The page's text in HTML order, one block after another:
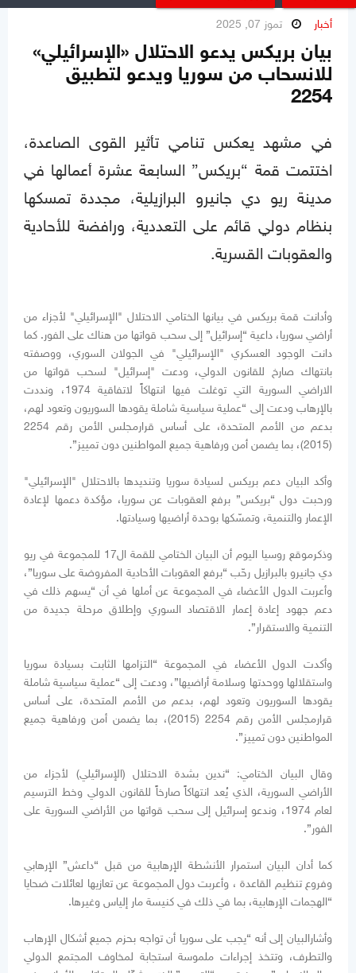
أخبار تموز 07, 2025
بيان بريكس يدعو الاحتلال «الإسرائيلي»
للانسحاب من سوريا ويدعو لتطبيق
2254
في مشهد يعكس تنامي تأثير القوى الصاعدة،
اختتمت قمة “بريكس” السابعة عشرة أعمالها في
مدينة ريو دي جانيرو البرازيلية، مجددة تمسكها
بنظام دولي قائم على التعددية، ورافضة للأحادية
والعقوبات القسرية.
وأدانت قمة بريكس في بيانها الختامي الاحتلال "الإسرائيلي" لأجزاء من
أراضي سوريا، داعية “إسرائيل” إلى سحب قواتها من هناك على الفور. كما
دانت الوجود العسكري "الإسرائيلي" في الجولان السوري، ووصفته
بانتهاك صارخ للقانون الدولي، ودعت "إسرائيل" لسحب قواتها من
الاراضي السورية التي توغلت فيها انتهاكاً لاتفاقية 1974، ونددت
بالإرهاب ودعت إلى “عملية سياسية شاملة يقودها السوريون وتعود لهم،
بدعم من الأمم المتحدة، على أساس قرارمجلس الأمن رقم 2254
(2015)، بما يضمن أمن ورفاهية جميع المواطنين دون تمييز”.
وأكد البيان دعم بريكس لسيادة سوريا وتنديدها بالاحتلال "الإسرائيلي"
ورحبت دول “بريكس” برفع العقوبات عن سوريا، مؤكدة دعمها لإعادة
الإعمار والتنمية، وتمسّكها بوحدة أراضيها وسيادتها.
وذكرموقع روسيا اليوم أن البيان الختامي للقمة ال17 للمجموعة في ريو
دي جانيرو بالبرازيل رحّب “برفع العقوبات الأحادية المفروضة على سوريا”،
وأعربت الدول الأعضاء في المجموعة عن أملها في أن “يسهم ذلك في
دعم جهود إعادة إعمار الاقتصاد السوري وإطلاق مرحلة جديدة من
التنمية والاستقرار”.
وأكدت الدول الأعضاء في المجموعة “التزامها الثابت بسيادة سوريا
واستقلالها ووحدتها وسلامة أراضيها”، ودعت إلى “عملية سياسية شاملة
يقودها السوريون وتعود لهم، بدعم من الأمم المتحدة، على أساس
قرارمجلس الأمن رقم 2254 (2015)، بما يضمن أمن ورفاهية جميع
المواطنين دون تمييز”.
وقال البيان الختامي: “ندين بشدة الاحتلال (الإسرائيلي) لأجزاء من
الأراضي السورية، الذي يُعد انتهاكاً صارخاً للقانون الدولي وخط الترسيم
لعام 1974، وندعو إسرائيل إلى سحب قواتها من الأراضي السورية على
الفور”.
كما أدان البيان استمرار الأنشطة الإرهابية من قبل “داعش” الإرهابي
وفروع تنظيم القاعدة ، وأعربت دول المجموعة عن تعازيها لعائلات ضحايا
“الهجمات الإرهابية، بما في ذلك في كنيسة مار إلياس وغيرها.
وأشارالبيان إلى أنه “يجب على سوريا أن تواجه بحزم جميع أشكال الإرهاب
والتطرف، وتتخذ إجراءات ملموسة استجابة لمخاوف المجتمع الدولي